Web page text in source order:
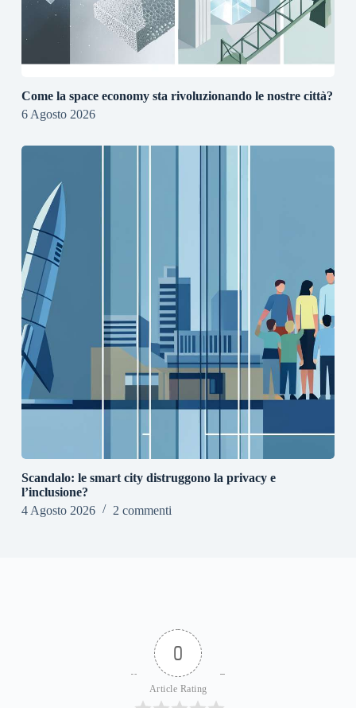
Come la space economy sta rivoluzionando le nostre città?
6 Agosto 2026
Scandalo: le smart city distruggono la privacy e
l’inclusione?
4 Agosto 2026
2 commenti
0
Article Rating